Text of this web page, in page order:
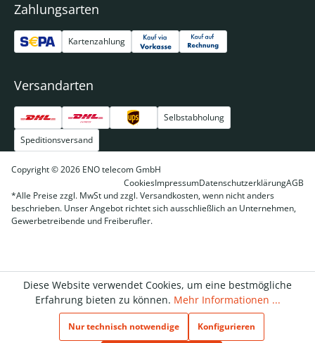
Zahlungsarten
Kartenzahlung
Versandarten
Selbstabholung
Speditionsversand
Copyright © 2026 ENO telecom GmbH
CookiesImpressumDatenschutzerklärungAGB
*Alle Preise zzgl. MwSt und zzgl. Versandkosten, wenn nicht anders
beschrieben. Unser Angebot richtet sich ausschließlich an Unternehmen,
Gewerbetreibende und Freiberufler.
Diese Website verwendet Cookies, um eine bestmögliche
Erfahrung bieten zu können. Mehr Informationen ...
Nur technisch notwendige Konfigurieren